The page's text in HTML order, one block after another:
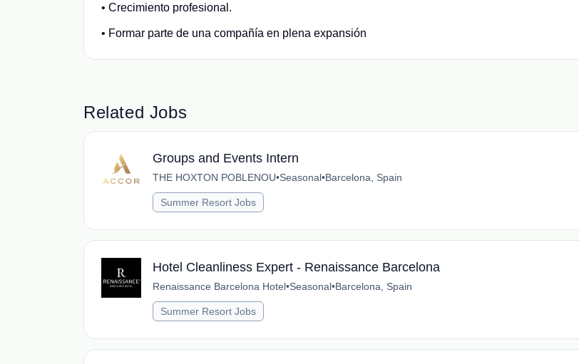
• Crecimiento profesional.
• Formar parte de una compañía en plena expansión
Related Jobs
Groups and Events Intern
THE HOXTON POBLENOU•Seasonal•Barcelona, Spain
Summer Resort Jobs
Hotel Cleanliness Expert - Renaissance Barcelona
Renaissance Barcelona Hotel•Seasonal•Barcelona, Spain
Summer Resort Jobs